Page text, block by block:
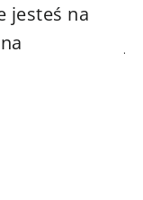
jesteś na